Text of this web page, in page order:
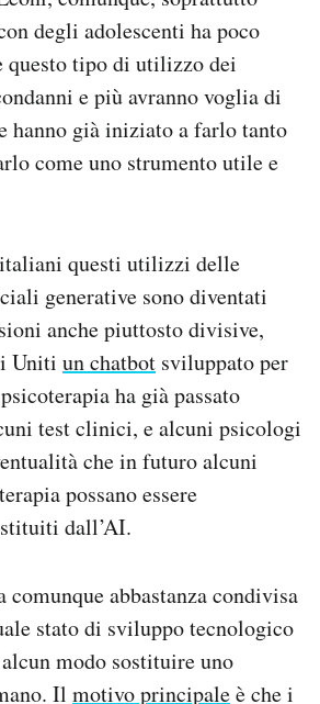
degli adolescenti ha poco
questo tipo di utilizzo dei
e più avranno voglia di
hanno già iniziato a farlo tanto
come uno strumento utile e
questi utilizzi delle
generative sono diventati
anche piuttosto divisive,
Uniti un chatbot sviluppato per
ha già passato
test clinici, e alcuni psicologi
che in futuro alcuni
possano essere
dall’AI.
abbastanza condivisa
stato di sviluppo tecnologico
modo sostituire uno
Il motivo principaleè che i